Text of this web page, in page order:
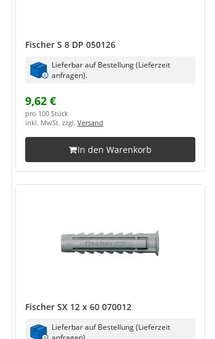
Fischer S 8 DP 050126
Lieferbar auf Bestellung (Lieferzeit
anfragen).
9,62 €
pro 100 Stück
inkl. MwSt. zzgl. Versand
In den Warenkorb
Fischer SX 12 x 60 070012
Lieferbar auf Bestellung (Lieferzeit